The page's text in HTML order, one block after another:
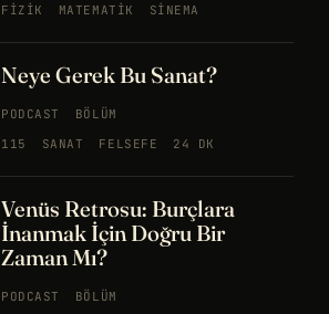
FIZIK MATEMATIK SINEMA
Neye Gerek Bu Sanat?
PODCAST
BÖLÜM
115
SANAT FELSEFE 24 DK
Venüs Retrosu: Burçlara
İnanmak İçin Doğru Bir
Zaman Mı?
PODCAST
BÖLÜM